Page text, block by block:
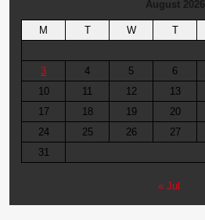
August 2026
M T W T
3
4 5 6
10
11 12 13
17
18 19 20
24
25 26 27
31
« Jul